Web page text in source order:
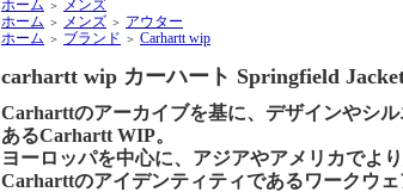
ホーム ＞
メンズ
ホーム ＞ メンズ ＞ アウター
ホーム ＞ ブランド ＞ Carhartt wip
carhartt wip カーハート Springfield
Carharttのアーカイブを基に、デザインやシ
あるCarhartt WIP。
ヨーロッパを中心に、アジアやアメリカでよ
Carharttのアイデンティティであるワークウ